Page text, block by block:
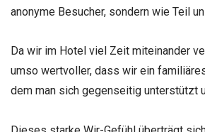
anonyme Besucher, sondern wie Teil
Da wir im Hotel viel Zeit miteinander
umso wertvoller, dass wir ein
dem man sich gegenseitig unterstützt